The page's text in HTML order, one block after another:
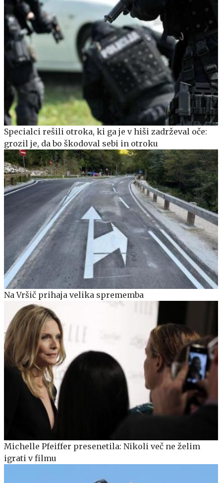
Specialci rešili otroka, ki ga je v hiši zadrževal oče:
grozil je, da bo škodoval sebi in otroku
Na Vršič prihaja velika sprememba
Michelle Pfeiffer presenetila: Nikoli več ne želim
igrati v filmu